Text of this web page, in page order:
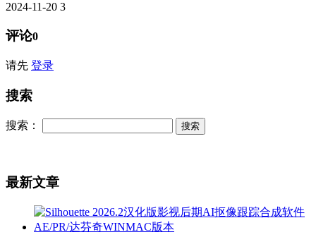
2024-11-20 3
评论0
请先 登录
搜索
搜索：
最新文章